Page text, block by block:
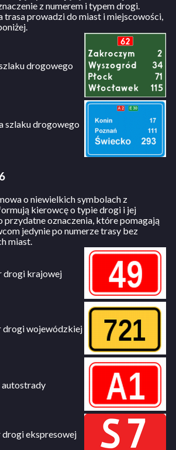
z numerem i typem drogi.
trasa prowadzi do miast i miejscowości,
drogowego
szlaku drogowego
o niewielkich symbolach z
kierowcę o typie drogi i jej
przydatne oznaczenia, które pomagają
jedynie po numerze trasy bez
miast.
drogi krajowej
drogi wojewódzkiej
autostrady
drogi ekspresowej